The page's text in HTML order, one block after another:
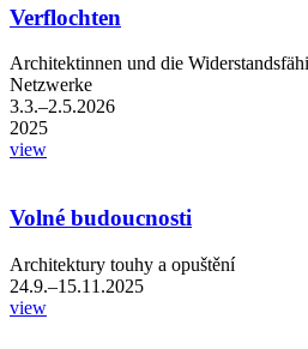
Verflochten
Architektinnen und die
Netzwerke
3.3.–2.5.2026
2025
view
Volné budoucnosti
Architektury touhy a opuštění
24.9.–15.11.2025
view